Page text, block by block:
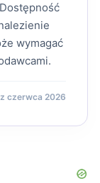
wymagać
czerwca 2026